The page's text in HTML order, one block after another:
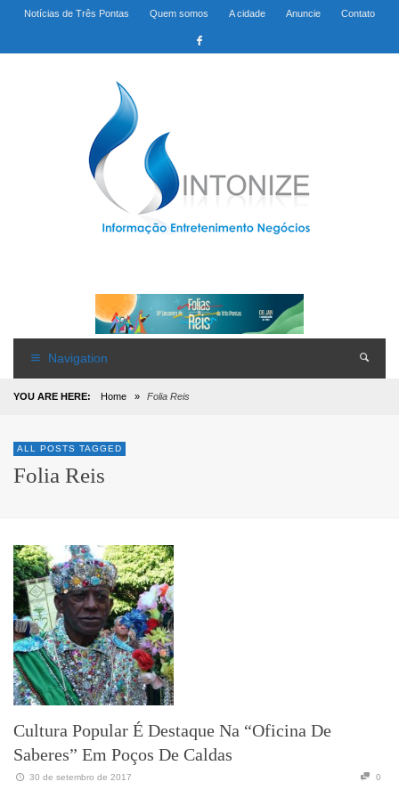
Notícias de Três Pontas Quem somos A cidade Anuncie Contato
Navigation
YOU ARE HERE: Home » Folia Reis
ALL POSTS TAGGED
Folia Reis
Cultura Popular É Destaque Na “Oficina De
Saberes” Em Poços De Caldas
30 de setembro de 2017 0